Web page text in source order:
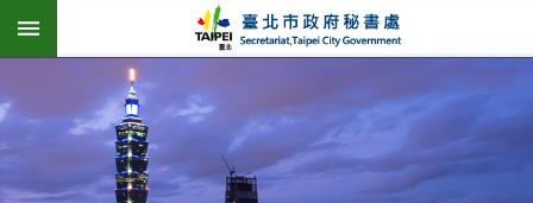
跳到主要內容區塊